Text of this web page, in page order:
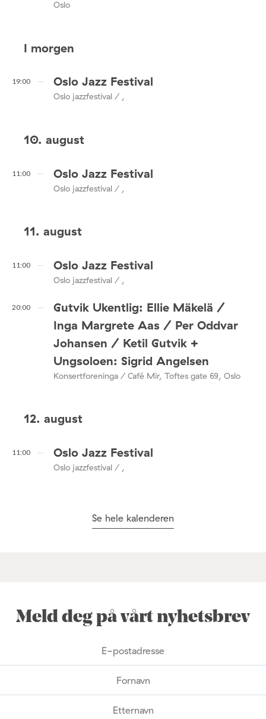
Oslo
I morgen
19:00 Oslo Jazz Festival
Oslo jazzfestival / ,
10. august
11:00 Oslo Jazz Festival
Oslo jazzfestival / ,
11. august
11:00 Oslo Jazz Festival
Oslo jazzfestival / ,
20:00
Gutvik Ukentlig: Ellie Mäkelä /
Inga Margrete Aas / Per Oddvar
Johansen / Ketil Gutvik +
Ungsoloen: Sigrid Angelsen
Konsertforeninga / Café Mir, Toftes gate 69, Oslo
12. august
11:00 Oslo Jazz Festival
Oslo jazzfestival / ,
Se hele kalenderen
Meld deg på vårt nyhetsbrev